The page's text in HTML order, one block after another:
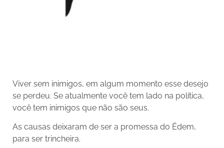
Viver sem inimigos, em algum momento esse desejo
se perdeu. Se atualmente você tem lado na política,
você tem inimigos que não são seus.
As causas deixaram de ser a promessa do Édem,
para ser trincheira.